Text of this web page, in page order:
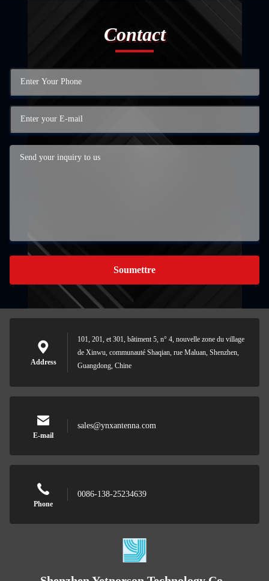
Contact
Soumettre
Address
101, 201, et 301, bâtiment 5, n° 4, nouvelle zone du village
de Xinwu, communauté Shaqian, rue Maluan, Shenzhen,
Guangdong, Chine
E-mail
sales@ynxantenna.com
Phone
0086-138-25234639